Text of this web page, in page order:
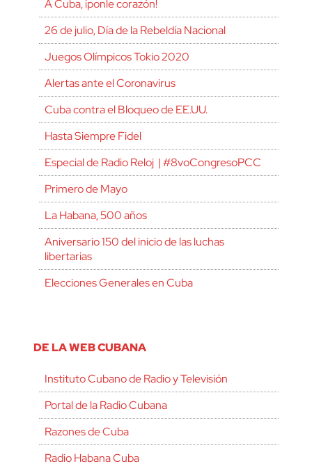
A Cuba, ¡ponle corazón!
26 de julio, Día de la Rebeldía Nacional
Juegos Olímpicos Tokio 2020
Alertas ante el Coronavirus
Cuba contra el Bloqueo de EE.UU.
Hasta Siempre Fidel
Especial de Radio Reloj | #8voCongresoPCC
Primero de Mayo
La Habana, 500 años
Aniversario 150 del inicio de las luchas
libertarias
Elecciones Generales en Cuba
DE LA WEB CUBANA
Instituto Cubano de Radio y Televisión
Portal de la Radio Cubana
Razones de Cuba
Radio Habana Cuba